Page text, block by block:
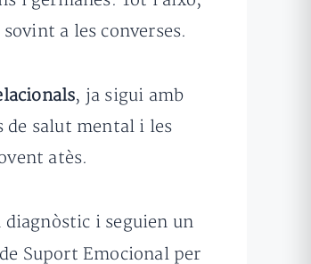
a les converses.
, ja sigui amb
de salut mental i les
atès.
i seguien un
Suport Emocional per